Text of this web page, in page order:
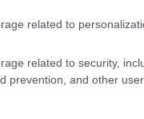
related to
related to security,
prevention, and other user
περιστατικά στην
επεισόδιο με
σε κοντινό
συσχέτιση.